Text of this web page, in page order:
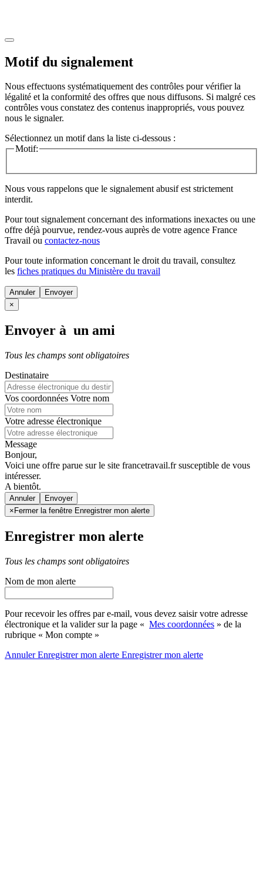
Motif du signalement
Nous effectuons systématiquement des contrôles pour vérifier la
légalité et la conformité des offres que nous diffusons. Si malgré ces
contrôles vous constatez des contenus inappropriés, vous pouvez
nous le signaler.
Sélectionnez un motif dans la liste ci-dessous :
Motif:
Nous vous rappelons que le signalement abusif est strictement
interdit.
Pour tout signalement concernant des informations inexactes ou une
offre déjà pourvue, rendez-vous auprès de votre agence France
Travail ou contactez-nous
Pour toute information concernant le droit du travail, consultez
les fiches pratiques du Ministère du travail
Annuler
×
Envoyer à un ami
Tous les champs sont obligatoires
Destinataire
Vos coordonnées Votre nom
Votre adresse électronique
Message
Bonjour,
Voici une offre parue sur le site francetravail.fr susceptible de vous
intéresser.
A bientôt.
Annuler
× Fermer la fenêtre Enregistrer mon alerte
Enregistrer mon alerte
Tous les champs sont obligatoires
Nom de mon alerte
Pour recevoir les offres par e-mail, vous devez saisir votre adresse
électronique et la valider sur la page « Mes coordonnées » de la
rubrique « Mon compte »
AnnulerEnregistrer mon alerte Enregistrermon alerte